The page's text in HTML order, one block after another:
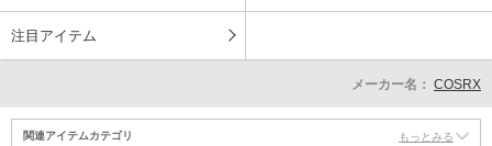
注目アイテム
メーカー名： COSRX
関連アイテムカテゴリ もっとみる